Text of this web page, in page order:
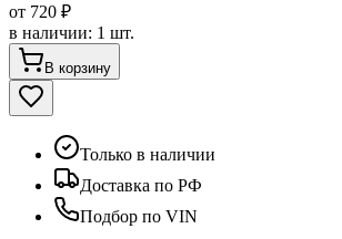
от 720 ₽
в наличии: 1 шт.
В корзину
Только в наличии
Доставка по РФ
Подбор по VIN